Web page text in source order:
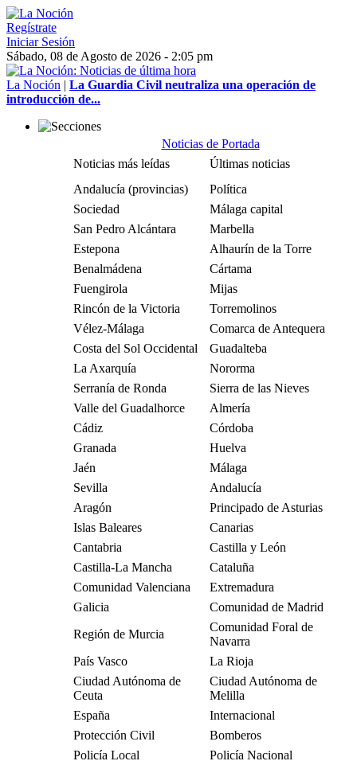
Regístrate
Iniciar Sesión
Sábado, 08 de Agosto de 2026 - 2:05 pm
La Noción | La Guardia Civil neutraliza una operación de
introducción de...
Noticias de Portada
Noticias más leídas
Últimas noticias
Andalucía (provincias)
Política
Sociedad
Málaga capital
San Pedro Alcántara
Marbella
Estepona
Alhaurín de la Torre
Benalmádena
Cártama
Fuengirola
Mijas
Rincón de la Victoria
Torremolinos
Vélez-Málaga
Comarca de Antequera
Costa del Sol Occidental
Guadalteba
La Axarquía
Nororma
Serranía de Ronda
Sierra de las Nieves
Valle del Guadalhorce
Almería
Cádiz
Córdoba
Granada
Huelva
Jaén
Málaga
Sevilla
Andalucía
Aragón
Principado de Asturias
Islas Baleares
Canarias
Cantabria
Castilla y León
Castilla-La Mancha
Cataluña
Comunidad Valenciana
Extremadura
Galicia
Comunidad de Madrid
Región de Murcia
Comunidad Foral de
Navarra
País Vasco
La Rioja
Ciudad Autónoma de
Ceuta
Ciudad Autónoma de
Melilla
España
Internacional
Protección Civil
Bomberos
Policía Local
Policía Nacional